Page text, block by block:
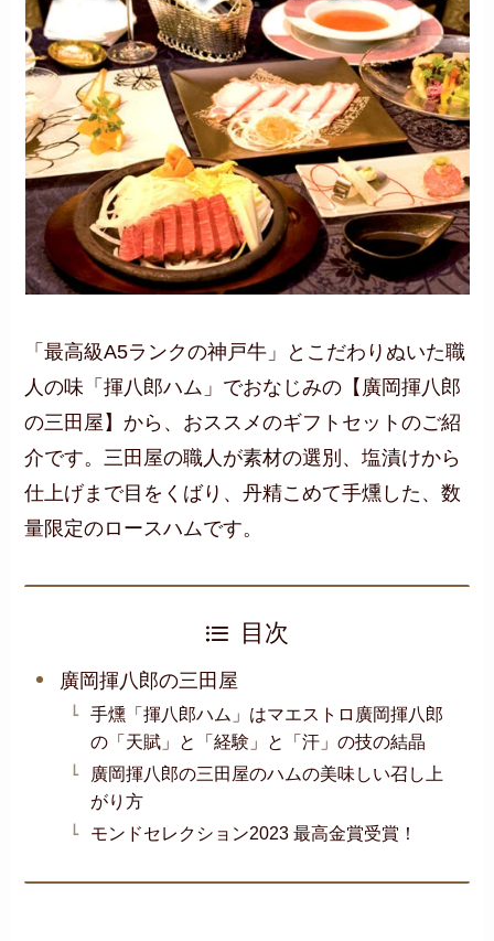
「最高級A5ランクの神戸牛」とこだわりぬいた職
人の味「揮八郎ハム」でおなじみの【廣岡揮八郎
の三田屋】から、おススメのギフトセットのご紹
介です。三田屋の職人が素材の選別、塩漬けから
仕上げまで目をくばり、丹精こめて手燻した、数
量限定のロースハムです。
目次
廣岡揮八郎の三田屋
手燻「揮八郎ハム」はマエストロ廣岡揮八郎
の「天賦」と「経験」と「汗」の技の結晶
廣岡揮八郎の三田屋のハムの美味しい召し上
がり方
モンドセレクション2023 最高金賞受賞！